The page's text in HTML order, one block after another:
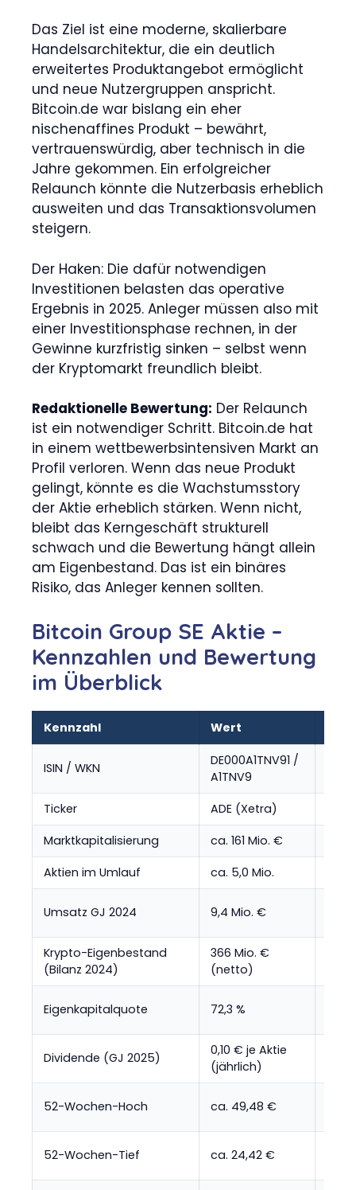
Das Ziel ist eine moderne, skalierbare
Handelsarchitektur, die ein deutlich
erweitertes Produktangebot ermöglicht
und neue Nutzergruppen anspricht.
Bitcoin.de war bislang ein eher
nischenaffines Produkt – bewährt,
vertrauenswürdig, aber technisch in die
Jahre gekommen. Ein erfolgreicher
Relaunch könnte die Nutzerbasis erheblich
ausweiten und das Transaktionsvolumen
steigern.
Der Haken: Die dafür notwendigen
Investitionen belasten das operative
Ergebnis in 2025. Anleger müssen also mit
einer Investitionsphase rechnen, in der
Gewinne kurzfristig sinken – selbst wenn
der Kryptomarkt freundlich bleibt.
Redaktionelle Bewertung: Der Relaunch
ist ein notwendiger Schritt. Bitcoin.de hat
in einem wettbewerbsintensiven Markt an
Profil verloren. Wenn das neue Produkt
gelingt, könnte es die Wachstumsstory
der Aktie erheblich stärken. Wenn nicht,
bleibt das Kerngeschäft strukturell
schwach und die Bewertung hängt allein
am Eigenbestand. Das ist ein binäres
Risiko, das Anleger kennen sollten.
Bitcoin Group SE Aktie –
Kennzahlen und Bewertung
im Überblick
Kennzahl Wert
ISIN / WKN
DE000A1TNV91 /
A1TNV9
Ticker ADE (Xetra)
Marktkapitalisierung
ca. 161 Mio. €
Aktien im Umlauf
ca. 5,0 Mio.
Umsatz GJ 2024 9,4 Mio. €
Krypto-Eigenbestand
(Bilanz 2024)
366 Mio. €
(netto)
Eigenkapitalquote 72,3 %
Dividende (GJ 2025)
0,10 € je Aktie
(jährlich)
52-Wochen-Hoch ca. 49,48 €
52-Wochen-Tief ca. 24,42 €